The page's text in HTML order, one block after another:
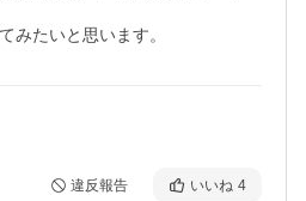
みたいと思います。
違反報告 いいね 4